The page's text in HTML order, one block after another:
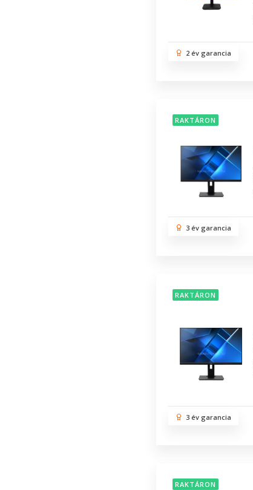
2 év garancia
RAKTÁRON
3 év garancia
RAKTÁRON
3 év garancia
RAKTÁRON